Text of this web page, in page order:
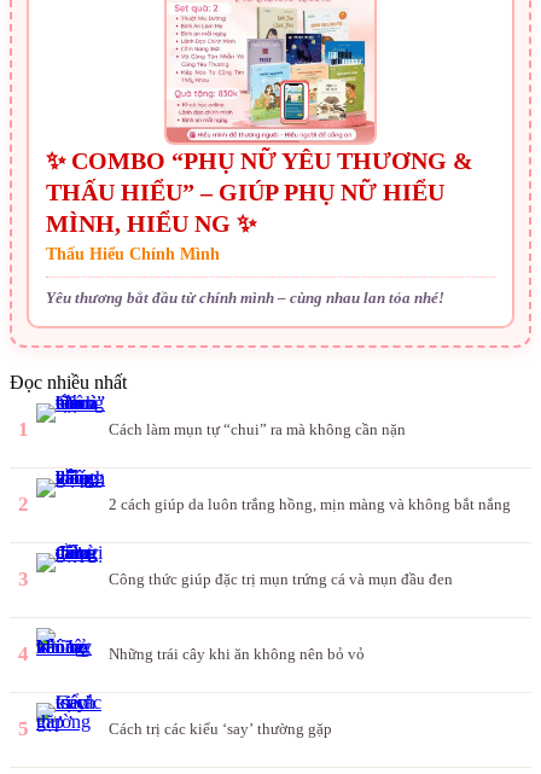
✨ COMBO “PHỤ NỮ YÊU THƯƠNG &
THẤU HIỂU” – GIÚP PHỤ NỮ HIỂU
MÌNH, HIỂU NG ✨
Thấu Hiểu Chính Mình
Yêu thương bắt đầu từ chính mình – cùng nhau lan tỏa nhé!
Đọc nhiều nhất
1 Cách làm mụn tự “chui” ra mà không cần nặn
2 2 cách giúp da luôn trắng hồng, mịn màng và không bắt nắng
3 Công thức giúp đặc trị mụn trứng cá và mụn đầu đen
4 Những trái cây khi ăn không nên bỏ vỏ
5 Cách trị các kiểu ‘say’ thường gặp